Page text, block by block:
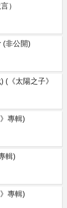
）
(非公開)
(《太陽之子》
專輯)
輯)
專輯)